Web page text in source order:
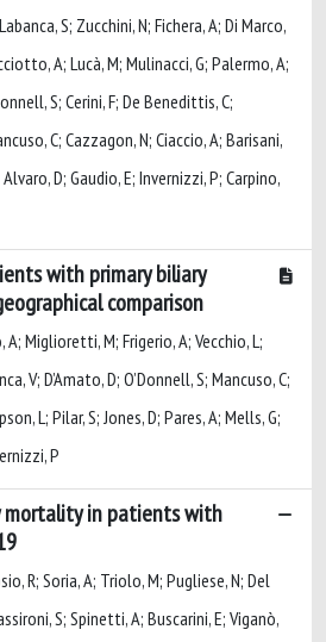
S; Zucchini, N; Fichera, A; Di Marco,
A; Lucà, M; Mulinacci, G; Palermo, A;
S; Cerini, F; De Benedittis, C;
C; Cazzagon, N; Ciaccio, A; Barisani,
D; Gaudio, E; Invernizzi, P; Carpino,
with primary biliary
comparison
Miglioretti, M; Frigerio, A; Vecchio, L;
V; D’Amato, D; O’Donnell, S; Mancuso, C;
L; Pilar, S; Jones, D; Pares, A; Mells, G;
P
mortality in patients with
R; Soria, A; Triolo, M; Pugliese, N; Del
S; Spinetti, A; Buscarini, E; Viganò,